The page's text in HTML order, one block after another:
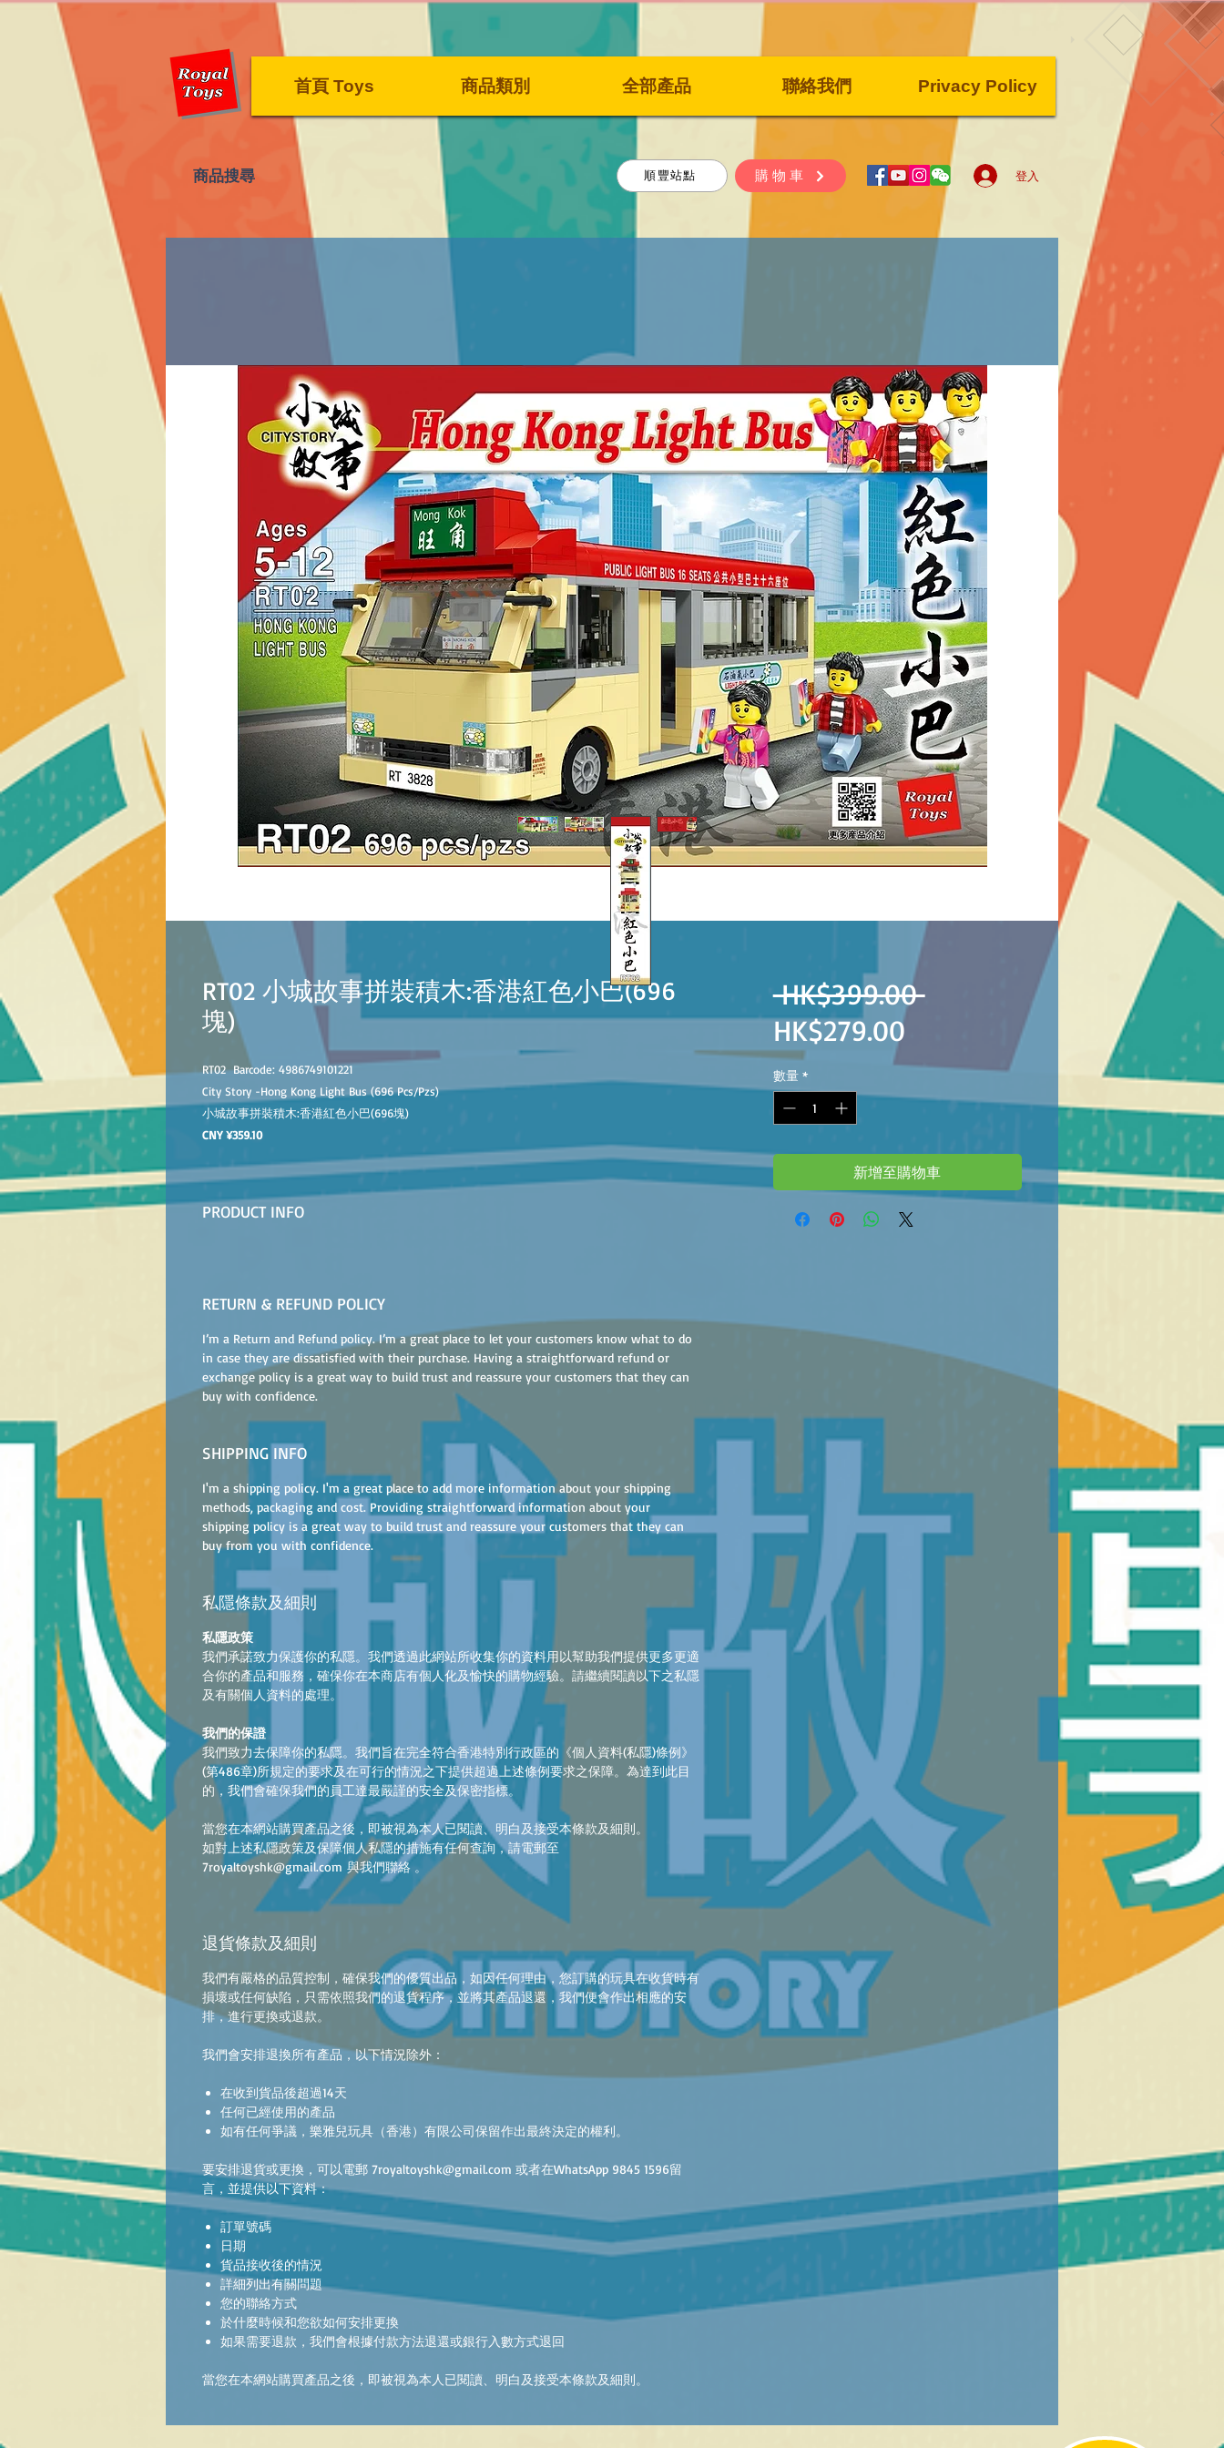
首頁 Toys 商品類別 全部產品 聯絡我們 Privacy Policy
​商品搜尋 順豐站點 購物車 登入
RT02 小城故事拼裝積木:香港紅色小巴(696
塊)
RT02 Barcode: 4986749101221
City Story -Hong Kong Light Bus (696 Pcs/Pzs)
小城故事拼裝積木:香港紅色小巴(696塊)
CNY ¥359.10
PRODUCT INFO
RETURN & REFUND POLICY
I’m a Return and Refund policy. I’m a great place to let your customers know what to do
in case they are dissatisfied with their purchase. Having a straightforward refund or
exchange policy is a great way to build trust and reassure your customers that they can
buy with confidence.
SHIPPING INFO
I'm a shipping policy. I'm a great place to add more information about your shipping
methods, packaging and cost. Providing straightforward information about your
shipping policy is a great way to build trust and reassure your customers that they can
buy from you with confidence.
私隱條款及細則
私隱政策
我們承諾致力保護你的私隱。我們透過此網站所收集你的資料用以幫助我們提供更多更適
合你的產品和服務，確保你在本商店有個人化及愉快的購物經驗。請繼續閱讀以下之私隱
及有關個人資料的處理。
我們的保證
我們致力去保障你的私隱。我們旨在完全符合香港特別行政區的《個人資料(私隱)條例》
(第486章)所規定的要求及在可行的情況之下提供超過上述條例要求之保障。為達到此目
的，我們會確保我們的員工達最嚴謹的安全及保密指標。
當您在本網站購買產品之後，即被視為本人已閱讀、明白及接受本條款及細則。
如對上述私隱政策及保障個人私隱的措施有任何查詢，請電郵至
7royaltoyshk@gmail.com 與我們聯絡 。
退貨條款及細則
我們有嚴格的品質控制，確保我們的優質出品，如因任何理由，您訂購的玩具在收貨時有
損壞或任何缺陷，只需依照我們的退貨程序，並將其產品退還，我們便會作出相應的安
排，進行更換或退款。
我們會安排退換所有產品，以下情況除外：
在收到貨品後超過14天
任何已經使用的產品
如有任何爭議，樂雅兒玩具（香港）有限公司保留作出最終決定的權利。
要安排退貨或更換，可以電郵 7royaltoyshk@gmail.com 或者在WhatsApp 9845 1596留
言，並提供以下資料：
訂單號碼
日期
貨品接收後的情況
詳細列出有關問題
您的聯絡方式
於什麼時候和您欲如何安排更換
如果需要退款，我們會根據付款方法退還或銀行入數方式退回
當您在本網站購買產品之後，即被視為本人已閱讀、明白及接受本條款及細則。
HK$399.00 一
價
格
HK$279.00促
銷
價
格
數量 *
新增至購物車